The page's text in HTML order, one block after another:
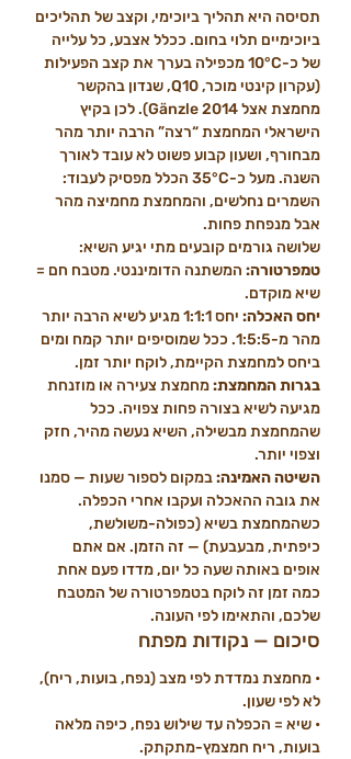
תסיסה היא תהליך ביוכימי, וקצב של תהליכים
ביוכימיים תלוי בחום. ככלל אצבע, כל עלייה
של כ-10°C מכפילה בערך את קצב הפעילות
(עקרון קינטי מוכר, Q10, שנדון בהקשר
מחמצת אצל Gänzle 2014). לכן בקיץ
הישראלי המחמצת “רצה” הרבה יותר מהר
מבחורף, ושעון קבוע פשוט לא עובד לאורך
השנה. מעל כ-35°C הכלל מפסיק לעבוד:
השמרים נחלשים, והמחמצת מחמיצה מהר
אבל מנפחת פחות.
שלושה גורמים קובעים מתי יגיע השיא:
טמפרטורה: המשתנה הדומיננטי. מטבח חם =
שיא מוקדם.
יחס האכלה:
יחס 1:1:1 מגיע לשיא הרבה יותר
מהר מ-1:5:5. ככל שמוסיפים יותר קמח ומים
ביחס למחמצת הקיימת, לוקח יותר זמן.
בגרות המחמצת: מחמצת צעירה או מוזנחת
מגיעה לשיא בצורה פחות צפויה. ככל
שהמחמצת מבשילה, השיא נעשה מהיר, חזק
וצפוי יותר.
השיטה האמינה: במקום לספור שעות — סמנו
את גובה ההאכלה ועקבו אחרי הכפלה.
כשהמחמצת בשיא (כפולה-משולשת,
כיפתית, מבעבעת) — זה הזמן. אם אתם
אופים באותה שעה כל יום, מדדו פעם אחת
כמה זמן זה לוקח בטמפרטורה של המטבח
שלכם, והתאימו לפי העונה.
סיכום — נקודות מפתח
• מחמצת נמדדת לפי מצב (נפח, בועות, ריח),
לא לפי שעון.
• שיא = הכפלה עד שילוש נפח, כיפה מלאה
בועות, ריח חמצמץ-מתקתק.